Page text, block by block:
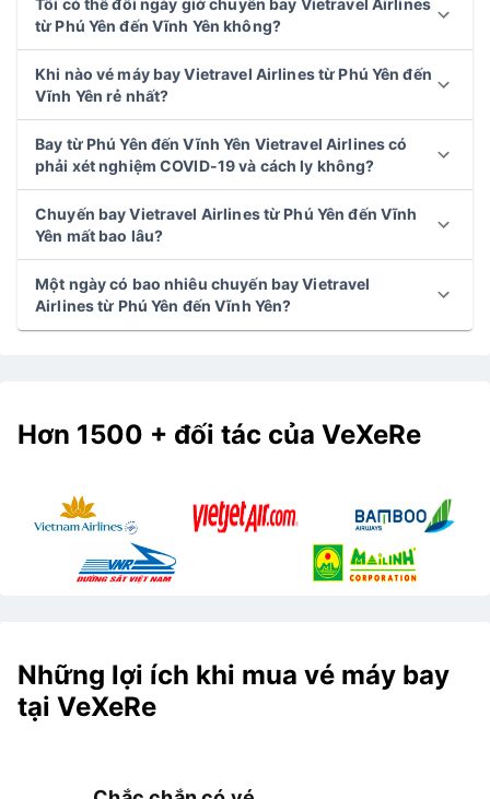
từ Phú Yên đến Vĩnh Yên không?
Khi nào vé máy bay Vietravel Airlines từ Phú Yên đến
Vĩnh Yên rẻ nhất?
Bay từ Phú Yên đến Vĩnh Yên Vietravel Airlines có
phải xét nghiệm COVID-19 và cách ly không?
Chuyến bay Vietravel Airlines từ Phú Yên đến Vĩnh
Yên mất bao lâu?
Một ngày có bao nhiêu chuyến bay Vietravel
Airlines từ Phú Yên đến Vĩnh Yên?
Hơn 1500 + đối tác của VeXeRe
Những lợi ích khi mua vé máy bay
tại VeXeRe